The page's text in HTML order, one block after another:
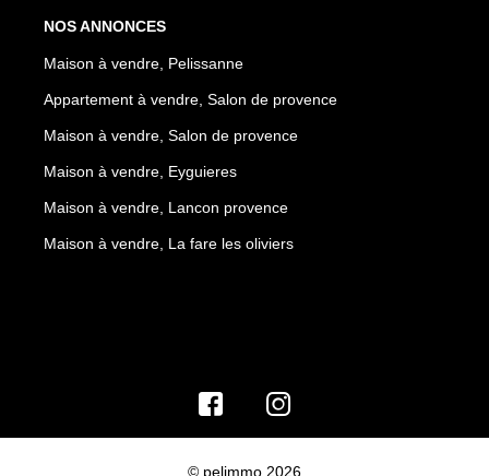
NOS ANNONCES
Maison à vendre, Pelissanne
Appartement à vendre, Salon de provence
Maison à vendre, Salon de provence
Maison à vendre, Eyguieres
Maison à vendre, Lancon provence
Maison à vendre, La fare les oliviers
© pelimmo 2026